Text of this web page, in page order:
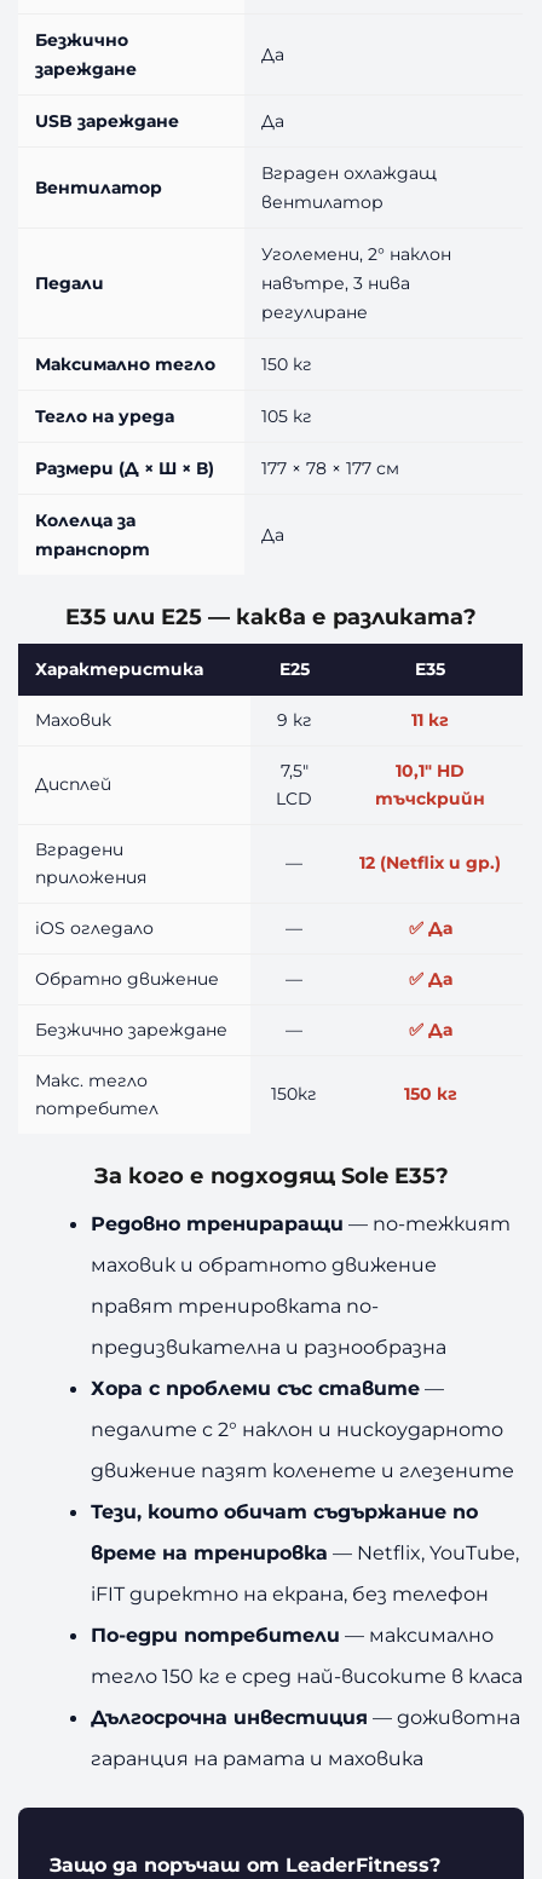
Безжично
зареждане
Да
USB зареждане Да
Вентилатор
Вграден охлаждащ
вентилатор
Педали
Уголемени, 2° наклон
навътре, 3 нива
регулиране
Максимално тегло 150 кг
Тегло на уреда 105 кг
Размери (Д × Ш × В) 177 × 78 × 177 см
Колелца за
транспорт
Да
E35 или E25 — каква е разликата?
Характеристика E25 E35
Маховик 9 кг 11 кг
Дисплей
7,5″
LCD
10,1″ HD
тъчскрийн
Вградени
приложения
— 12 (Netflix и др.)
iOS огледало — ✅ Да
Обратно движение — ✅ Да
Безжично зареждане — ✅ Да
Макс. тегло
потребител
150кг 150 кг
За кого е подходящ Sole E35?
Редовно тренираращи — по-тежкият
маховик и обратното движение
правят тренировката по-
предизвикателна и разнообразна
Хора с проблеми със ставите —
педалите с 2° наклон и нискоударното
движение пазят коленете и глезените
Тези, които обичат съдържание по
време на тренировка — Netflix, YouTube,
iFIT директно на екрана, без телефон
По-едри потребители — максимално
тегло 150 кг е сред най-високите в класа
Дългосрочна инвестиция — доживотна
гаранция на рамата и маховика
Защо да поръчаш от LeaderFitness?